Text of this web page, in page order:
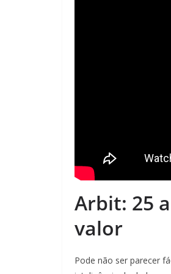
Arbit: 25
valor
Pode não ser parecer